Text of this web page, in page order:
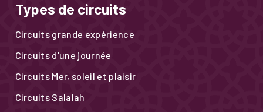
Types de circuits
Circuits grande expérience
Circuits d'une journée
Circuits Mer, soleil et plaisir
Circuits Salalah